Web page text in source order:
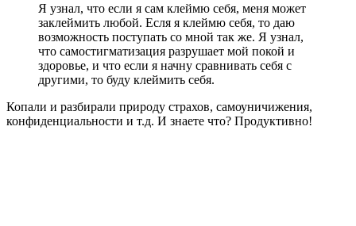
Я узнал, что если я сам клеймю себя, меня может
заклеймить любой. Есля я клеймю себя, то даю
возможность поступать со мной так же. Я узнал,
что самостигматизация разрушает мой покой и
здоровье, и что если я начну сравнивать себя с
другими, то буду клеймить себя.
Копали и разбирали природу страхов, самоуничижения,
конфиденциальности и т.д. И знаете что? Продуктивно!